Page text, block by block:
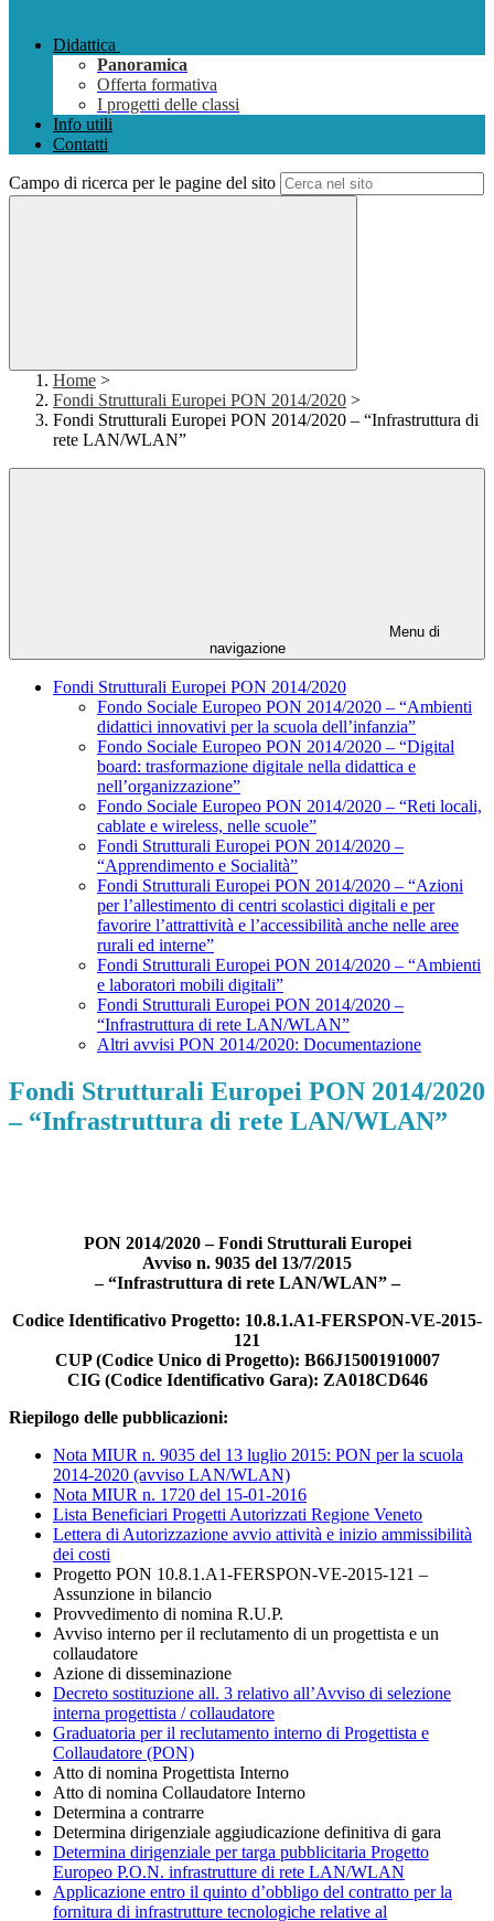
Didattica
Panoramica
Offerta formativa
I progetti delle classi
Info utili
Contatti
Campo di ricerca per le pagine del sito
Home >
Fondi Strutturali Europei PON 2014/2020 >
Fondi Strutturali Europei PON 2014/2020 – “Infrastruttura di
rete LAN/WLAN”
Menu di
navigazione
Fondi Strutturali Europei PON 2014/2020
Fondo Sociale Europeo PON 2014/2020 – “Ambienti
didattici innovativi per la scuola dell’infanzia”
Fondo Sociale Europeo PON 2014/2020 – “Digital
board: trasformazione digitale nella didattica e
nell’organizzazione”
Fondo Sociale Europeo PON 2014/2020 – “Reti locali,
cablate e wireless, nelle scuole”
Fondi Strutturali Europei PON 2014/2020 –
“Apprendimento e Socialità”
Fondi Strutturali Europei PON 2014/2020 – “Azioni
per l’allestimento di centri scolastici digitali e per
favorire l’attrattività e l’accessibilità anche nelle aree
rurali ed interne”
Fondi Strutturali Europei PON 2014/2020 – “Ambienti
e laboratori mobili digitali”
Fondi Strutturali Europei PON 2014/2020 –
“Infrastruttura di rete LAN/WLAN”
Altri avvisi PON 2014/2020: Documentazione
Fondi Strutturali Europei PON 2014/2020
– “Infrastruttura di rete LAN/WLAN”
PON 2014/2020 – Fondi Strutturali Europei
Avviso n. 9035 del 13/7/2015
– “Infrastruttura di rete LAN/WLAN” –
Codice Identificativo Progetto: 10.8.1.A1-FERSPON-VE-2015-
121
CUP (Codice Unico di Progetto): B66J15001910007
CIG (Codice Identificativo Gara): ZA018CD646
Riepilogo delle pubblicazioni:
Nota MIUR n. 9035 del 13 luglio 2015: PON per la scuola
2014-2020 (avviso LAN/WLAN)
Nota MIUR n. 1720 del 15-01-2016
Lista Beneficiari Progetti Autorizzati Regione Veneto
Lettera di Autorizzazione avvio attività e inizio ammissibilità
dei costi
Progetto PON 10.8.1.A1-FERSPON-VE-2015-121 –
Assunzione in bilancio
Provvedimento di nomina R.U.P.
Avviso interno per il reclutamento di un progettista e un
collaudatore
Azione di disseminazione
Decreto sostituzione all. 3 relativo all’Avviso di selezione
interna progettista / collaudatore
Graduatoria per il reclutamento interno di Progettista e
Collaudatore (PON)
Atto di nomina Progettista Interno
Atto di nomina Collaudatore Interno
Determina a contrarre
Determina dirigenziale aggiudicazione definitiva di gara
Determina dirigenziale per targa pubblicitaria Progetto
Europeo P.O.N. infrastrutture di rete LAN/WLAN
Applicazione entro il quinto d’obbligo del contratto per la
fornitura di infrastrutture tecnologiche relative al